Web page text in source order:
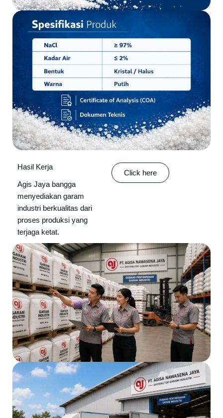
Hasil Kerja
Agis Jaya bangga
menyediakan garam
industri berkualitas dari
proses produksi yang
terjaga ketat.
Click here